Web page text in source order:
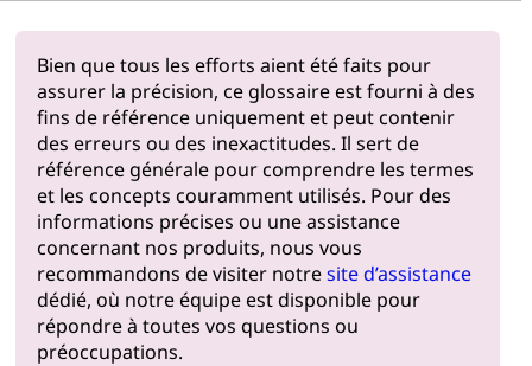
Bien que tous les efforts aient été faits pour
assurer la précision, ce glossaire est fourni à des
fins de référence uniquement et peut contenir
des erreurs ou des inexactitudes. Il sert de
référence générale pour comprendre les termes
et les concepts couramment utilisés. Pour des
informations précises ou une assistance
concernant nos produits, nous vous
recommandons de visiter notresite d’assistance
dédié, où notre équipe est disponible pour
répondre à toutes vos questions ou
préoccupations.